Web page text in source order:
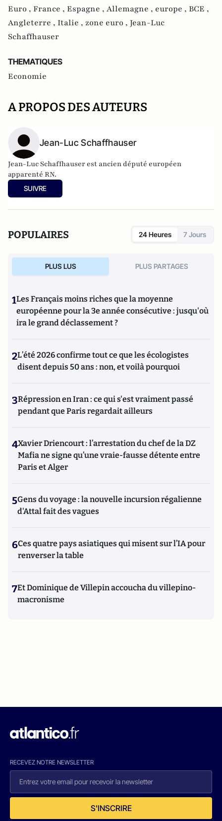
Euro , France , Espagne , Allemagne , europe , BCE ,
Angleterre , Italie , zone euro , Jean-Luc
Schaffhauser
THEMATIQUES
Economie
A PROPOS DES AUTEURS
Jean-Luc Schaffhauser
Jean-Luc Schaffhauser est ancien député européen
apparenté RN.
SUIVRE
POPULAIRES 24 Heures 7 Jours
PLUS LUS PLUS PARTAGES
1Les Français moins riches que la moyenne
européenne pour la 3e année consécutive : jusqu'où
ira le grand déclassement ?
2L’été 2026 confirme tout ce que les écologistes
disent depuis 50 ans : non, et voilà pourquoi
3Répression en Iran : ce qui s'est vraiment passé
pendant que Paris regardait ailleurs
4Xavier Driencourt : l’arrestation du chef de la DZ
Mafia ne signe qu’une vraie-fausse détente entre
Paris et Alger
5Gens du voyage : la nouvelle incursion régalienne
d'Attal fait des vagues
6Ces quatre pays asiatiques qui misent sur l’IA pour
renverser la table
7Et Dominique de Villepin accoucha du villepino-
macronisme
RECEVEZ NOTRE NEWSLETTER
S'INSCRIRE